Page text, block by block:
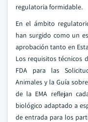
regulatoria formidable.
En el ámbito
han surgido como un
aprobación tanto en
Los requisitos técnicos
FDA para las
Animales y la Guía
de la EMA reflejan
biológico adaptado a
de entrada para los